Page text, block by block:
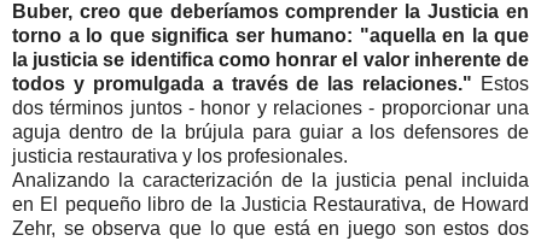
Buber, creo que deberíamos comprender la Justicia en
torno a lo que significa ser humano: "aquella en la que
la justicia se identifica como honrar el valor inherente de
todos y promulgada a través de las relaciones." Estos
dos términos juntos - honor y relaciones - proporcionar una
aguja dentro de la brújula para guiar a los defensores de
justicia restaurativa y los profesionales.
Analizando la caracterización de la justicia penal incluida
en El pequeño libro de la Justicia Restaurativa, de Howard
Zehr, se observa que lo que está en juego son estos dos